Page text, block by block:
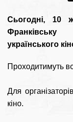
Сьогодні, 10
українського
Проходитимуть
Для
кіно.